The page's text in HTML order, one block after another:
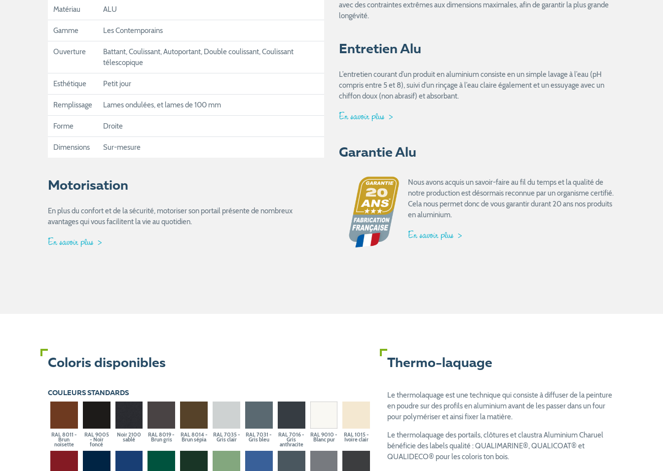
Matériau ALU
Gamme Les Contemporains
Ouverture
Battant, Coulissant, Autoportant, Double coulissant, Coulissant
télescopique
Esthétique Petit jour
Remplissage Lames ondulées, et lames de 100 mm
Forme Droite
Dimensions Sur-mesure
Motorisation
En plus du confort et de la sécurité, motoriser son portail présente de nombreux
avantages qui vous facilitent la vie au quotidien.
En savoir plus
avec des contraintes extrêmes aux dimensions maximales, afin de garantir la plus grande
longévité.
Entretien Alu
L’entretien courant d’un produit en aluminium consiste en un simple lavage à l’eau (pH
compris entre 5 et 8), suivi d’un rinçage à l’eau claire également et un essuyage avec un
chiffon doux (non abrasif) et absorbant.
En savoir plus
Garantie Alu
Nous avons acquis un savoir-faire au fil du temps et la qualité de
notre production est désormais reconnue par un organisme certifié.
Cela nous permet donc de vous garantir durant 20 ans nos produits
en aluminium.
En savoir plus
Coloris disponibles
COULEURS STANDARDS
RAL 8011 -
Brun
noisette
RAL 9005
- Noir
foncé
Noir 2100
sablé
RAL 8019 -
Brun gris
RAL 8014 -
Brun sépia
RAL 7035 -
Gris clair
RAL 7031 -
Gris bleu
RAL 7016 -
Gris
anthracite
RAL 9010 -
Blanc pur
RAL 1015 -
Ivoire clair
Thermo-laquage
Le thermolaquage est une technique qui consiste à diffuser de la peinture
en poudre sur des profils en aluminium avant de les passer dans un four
pour polymériser et ainsi fixer la matière.
Le thermolaquage des portails, clôtures et claustra Aluminium Charuel
bénéficie des labels qualité : QUALIMARINE®, QUALICOAT® et
QUALIDECO® pour les coloris ton bois.